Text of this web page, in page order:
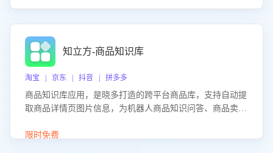
知立方-商品知识库
淘宝 | 京东 | 抖音 | 拼多多
商品知识库应用，是晓多打造的跨平台商品库，支持自动提
取商品详情页图片信息，为机器人商品知识问答、商品卖点
限时免费